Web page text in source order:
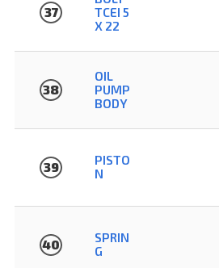
37
TCEI 5
X 22
38
OIL
PUMP
BODY
39
PISTO
N
40
SPRIN
G